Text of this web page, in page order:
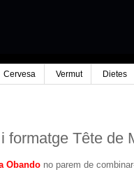
Cervesa Vermut Dietes
formatge Tête de
Obando no parem de